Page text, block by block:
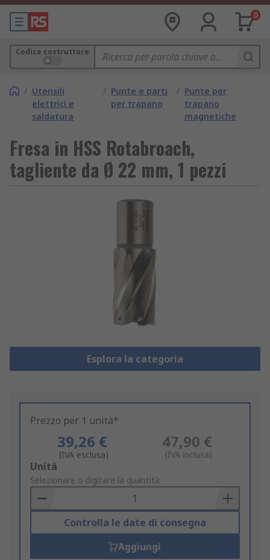
0
Codice costruttore
/ Utensili
elettrici e
saldatura
/ Punte e parti
per trapano
/ Punte per
trapano
magnetiche
Fresa in HSS Rotabroach,
tagliente da Ø 22 mm, 1 pezzi
Esplora la categoria
Prezzo per 1 unità*
39,26 €
(IVA esclusa)
47,90 €
(IVA inclusa)
Add
to
Basket
Unità
Selezionare o digitare la quantità
Controlla le date di consegna
Aggiungi